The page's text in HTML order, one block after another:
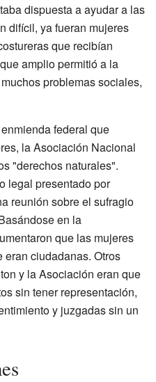
dispuesta a ayudar a las
difícil, ya fueran mujeres
que recibían
amplio permitió a la
problemas sociales,
federal que
la Asociación Nacional
"derechos naturales".
legal presentado por
reunión sobre el sufragio
en la
que las mujeres
eran ciudadanas. Otros
y la Asociación eran que
sin tener representación,
y juzgadas sin un